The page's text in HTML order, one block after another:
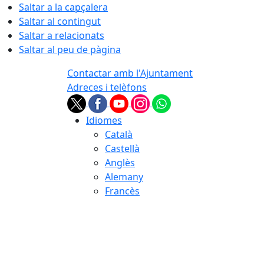
Saltar a la capçalera
Saltar al contingut
Saltar a relacionats
Saltar al peu de pàgina
Contactar amb l'Ajuntament
Adreces i telèfons
Idiomes
Català
Castellà
Anglès
Alemany
Francès